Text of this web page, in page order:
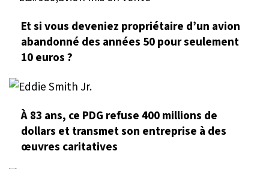
Et si vous deveniez propriétaire d’un avion
abandonné des années 50 pour seulement
10 euros ?
À 83 ans, ce PDG refuse 400 millions de
dollars et transmet son entreprise à des
œuvres caritatives